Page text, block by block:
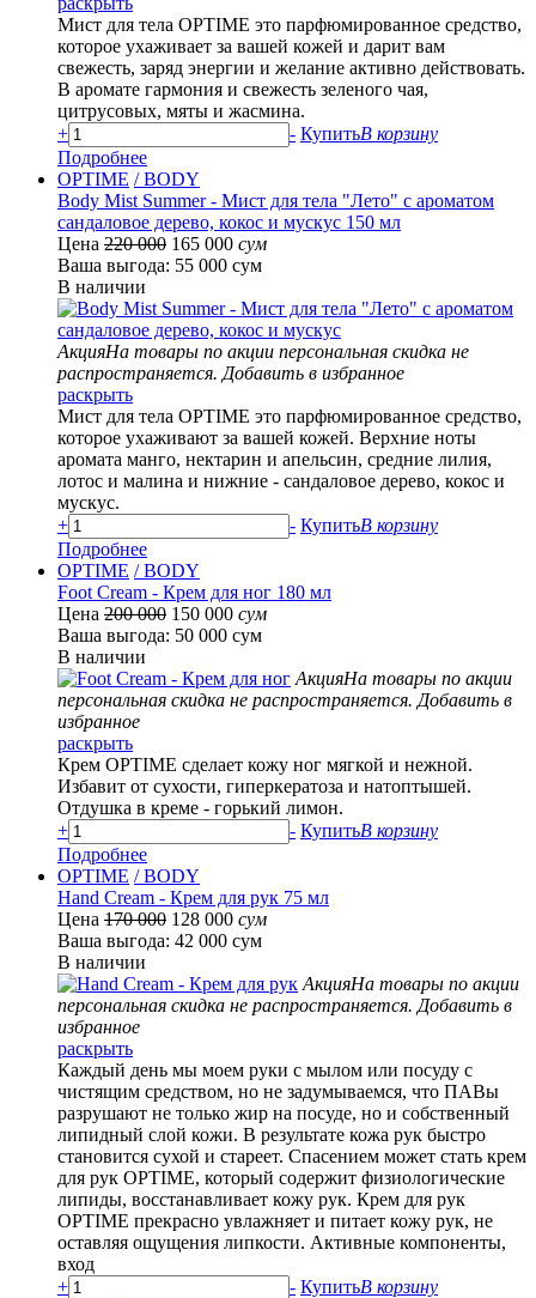
Мист для тела OPTIME это парфюмированное средство,
которое ухаживает за вашей кожей и дарит вам
свежесть, заряд энергии и желание активно действовать.
В аромате гармония и свежесть зеленого чая,
цитрусовых, мяты и жасмина.
+
- КупитьВ корзину
Подробнее
OPTIME / BODY
Body Mist Summer - Мист для тела "Лето" с ароматом
сандаловое дерево, кокос и мускус 150 мл
Цена 220 000 165 000 сум
Ваша выгода: 55 000 сум
В наличии
АкцияНа товары по акции персональная скидка не
распространяется. Добавить в избранное
раскрыть
Мист для тела OPTIME это парфюмированное средство,
которое ухаживают за вашей кожей. Верхние ноты
аромата манго, нектарин и апельсин, средние лилия,
лотос и малина и нижние - сандаловое дерево, кокос и
мускус.
+
- КупитьВ корзину
Подробнее
OPTIME / BODY
Foot Cream - Крем для ног 180 мл
Цена 200 000 150 000 сум
Ваша выгода: 50 000 сум
В наличии
АкцияНа товары по акции
персональная скидка не распространяется. Добавить в
избранное
раскрыть
Крем OPTIME сделает кожу ног мягкой и нежной.
Избавит от сухости, гиперкератоза и натоптышей.
Отдушка в креме - горький лимон.
+
- КупитьВ корзину
Подробнее
OPTIME / BODY
Hand Cream - Крем для рук 75 мл
Цена 170 000 128 000 сум
Ваша выгода: 42 000 сум
В наличии
АкцияНа товары по акции
персональная скидка не распространяется. Добавить в
избранное
раскрыть
Каждый день мы моем руки с мылом или посуду с
чистящим средством, но не задумываемся, что ПАВы
разрушают не только жир на посуде, но и собственный
липидный слой кожи. В результате кожа рук быстро
становится сухой и стареет. Спасением может стать крем
для рук OPTIME, который содержит физиологические
липиды, восстанавливает кожу рук. Крем для рук
OPTIME прекрасно увлажняет и питает кожу рук, не
оставляя ощущения липкости. Активные компоненты,
вход
+
- КупитьВ корзину